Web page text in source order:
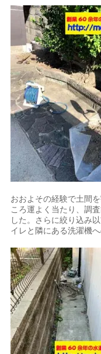
おおよその経験で土間
ころ運よく当たり、調
した。さらに絞り込み
イレと隣にある洗濯機